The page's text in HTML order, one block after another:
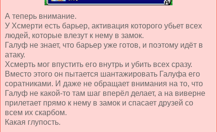
А теперь внимание.
У Хсмерти есть барьер, активация которого убьет всех
людей, которые влезут к нему в замок.
Галуф не знает, что барьер уже готов, и поэтому идёт в
атаку.
Хсмерть мог впустить его внутрь и убить всех сразу.
Вместо этого он пытается шантажировать Галуфа его
соратниками. И даже не обращает внимания на то, что
Галуф не какой-то там шаг вперёл делает, а на виверне
прилетает прямо к нему в замок и спасает друзей со
всем их скарбом.
Какая глупость.